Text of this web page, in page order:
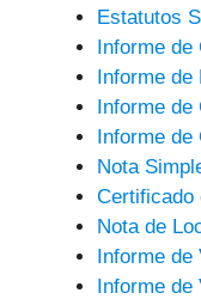
Estatutos
Informe de
Informe de
Informe de
Informe de
Nota
Certificado
Nota de
Informe de
Informe de